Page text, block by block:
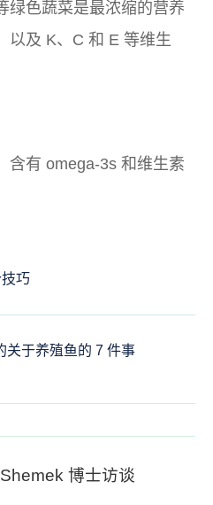
绿色蔬菜是最浓缩的营养
以及 K、C 和 E 等维生
含有 omega-3s 和维生素
巧
关于养殖鱼的 7 件事
博士访谈